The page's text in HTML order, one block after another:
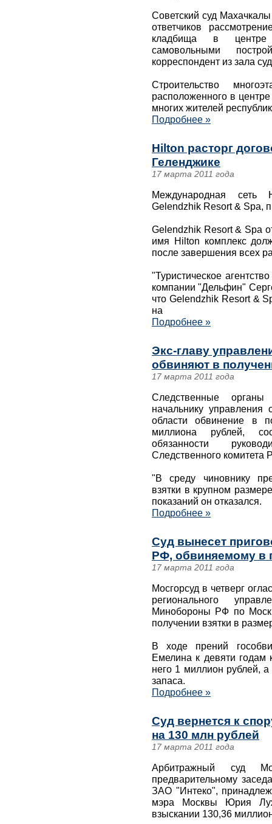
Советский суд
ответчиков
кладбища в центре
самовольными
корреспондент из зала
Строительство
расположенного в
многих жителей
Подробнее »
Hilton расторг
Геленджике
17 марта 2011 года
Международная сеть
Gelendzhik Resort & Spa,
Gelendzhik Resort & Spa
имя Hilton комплекс
после завершения всех
"Туристическое
компании "Дельфин"
что Gelendzhik Resort &
на
Подробнее »
Экс-главу
обвиняют в
17 марта 2011 года
Следственные
начальнику управления
области обвинение в
миллиона рублей,
обязанности
Следственного
"В среду чиновнику
взятки в крупном
показаний он отказался.
Подробнее »
Суд вынесет
РФ, обвиняемому в
17 марта 2011 года
Мосгорсуд в четверг
регионального
Минобороны РФ по
получении взятки в
В ходе прений
Емелина к девяти годам
него 1 миллион рублей,
запаса.
Подробнее »
Суд вернется к
на 130 млн рублей
17 марта 2011 года
Арбитражный суд
предварительному
ЗАО "Интеко",
мэра Москвы Юрия
взыскании 130,36